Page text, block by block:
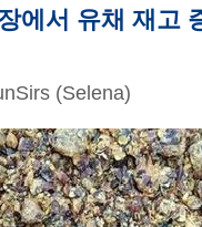
에서 유채 재고
(Selena)